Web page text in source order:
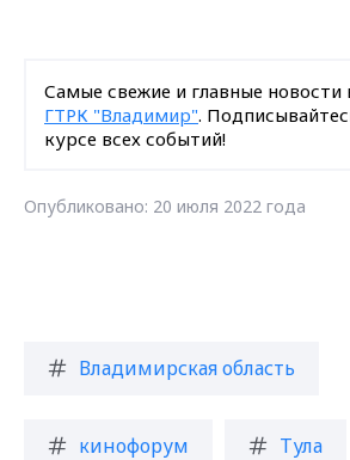
Самые свежие и главные новости
ГТРК "Владимир".
курсе всех событий!
Опубликовано: 20 июля 2022 года
Владимирская область
кинофорум Тула